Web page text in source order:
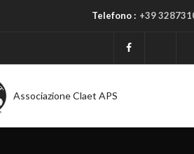
Telefono : +39
Associazione Claet APS